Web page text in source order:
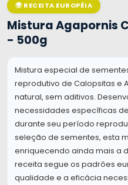
🌍 RECEITA EUROPÉIA
Mistura Agapornis
- 500g
Mistura especial de
reprodutivo de Calopsitas e
natural, sem aditivos.
necessidades específicas
durante seu período
seleção de sementes, esta
enriquecendo ainda mais a
receita segue os padrões
qualidade e a eficácia